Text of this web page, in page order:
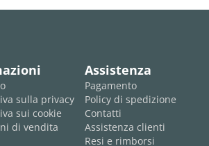
sulla privacy
sui cookie
di vendita
Assistenza
Pagamento
Policy di spedizione
Contatti
Assistenza clienti
Resi e rimborsi